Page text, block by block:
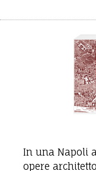
In una Napoli
opere